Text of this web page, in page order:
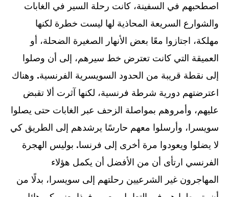
اصطحبهم في السفينة، كانت رحلة السير في الغابات
والشوارع السريعة المحاذية لها ليست خطرة لكنها
مهلكة، اجتازوا معًا بعض الأنهار الصغيرة الضحلة، أو
العميقة التي كانت تعترض خط سيرهم، إلى أن وصلوا
إلى نقطة قريبة من الحدود السويسرية الفرنسية. وهناك
اعترضتهم دورية شرطة فرنسية، لكنها آثرت ألا تقبض
عليهم، وأمروهم بمواصلة الزحف عبر الغابات حتى يصلوا
سويسرا، وأرسلوا معهم حارسًا يرشدهم إلى الطريق كي
لا يضلوا ويعودوا مرة أخرى إلى فرنسا. بوليس الهجرة
الفرنسي ارتأى أن من الأفضل أن يكمل هؤلاء
المهاجرون غير الشرعيين رحلتهم إلى سويسرا، بدلًا من